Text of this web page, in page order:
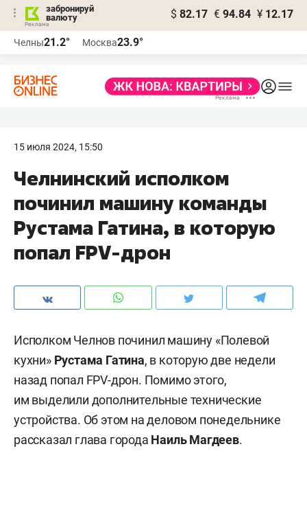
забронируй
валюту
$ 82.17 € 94.84 ¥ 12.17
Челны21.2° Москва23.9°
15 июля 2024, 15:50
Челнинский исполком
починил машину команды
Рустама Гатина, в которую
попал FPV-дрон
Исполком Челнов починил машину «Полевой
кухни» Рустама Гатина, в которую две недели
назад попал FPV-дрон. Помимо этого,
им выделили дополнительные технические
устройства. Об этом на деловом понедельнике
рассказал глава города Наиль Магдеев.